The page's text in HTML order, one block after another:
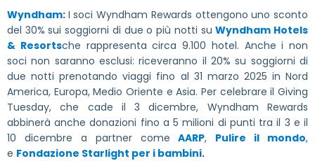
Wyndham: I soci Wyndham Rewards ottengono uno sconto
del 30% sui soggiorni di due o più notti suWyndham Hotels
& Resortsche rappresenta circa 9.100 hotel. Anche i non
soci non saranno esclusi: riceveranno il 20% su soggiorni di
due notti prenotando viaggi fino al 31 marzo 2025 in Nord
America, Europa, Medio Oriente e Asia. Per celebrare il Giving
Tuesday, che cade il 3 dicembre, Wyndham Rewards
abbinerà anche donazioni fino a 5 milioni di punti tra il 3 e il
10 dicembre a partner comeAARP, Pulire il mondo,
e Fondazione Starlight per i bambini.